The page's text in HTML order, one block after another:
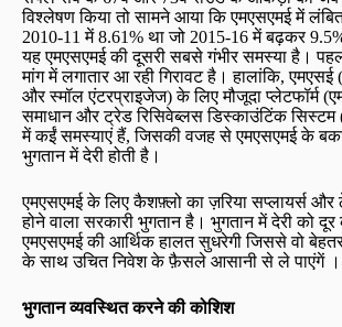
विश्लेषण किया तो सामने आया कि एमएसएमई में
2010-11 में 8.61% था जो 2015-16 में बढ़कर
यह एमएसएमई की दूसरी सबसे गंभीर समस्या है।
मांग में लगातार आ रही गिरावट है। हालांकि, एमएसई
और स्मॉल एंटरप्राइजेज) के लिए मौजूदा प्लेटफॉर्म
समाधान और ट्रेड रिसिवेब्लस डिस्काउंटिंक
में कईं समस्याएं हैं, जिसकी वजह से एमएसएमई के
भुगतान में देरी होती है।
एमएसएमई के लिए कैशफ़्लो का ज़रिया सप्लायर्स और
होने वाला सरकारी भुगतान है। भुगतान में देरी को
एमएसएमई की आर्थिक हालत सुधरेगी जिससे वो बेहतर
के साथ उचित निवेश के फ़ैसले आसानी से ले पाएंगें ।
भुगतान व्यवस्थित करने की कोशिश